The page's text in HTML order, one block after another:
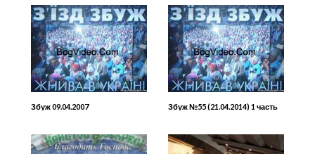
Збуж 09.04.2007 Збуж №55 (21.04.2014) 1 часть